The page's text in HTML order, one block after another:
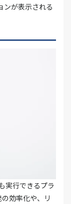
が表示される
実行できるプラ
効率化や、リ